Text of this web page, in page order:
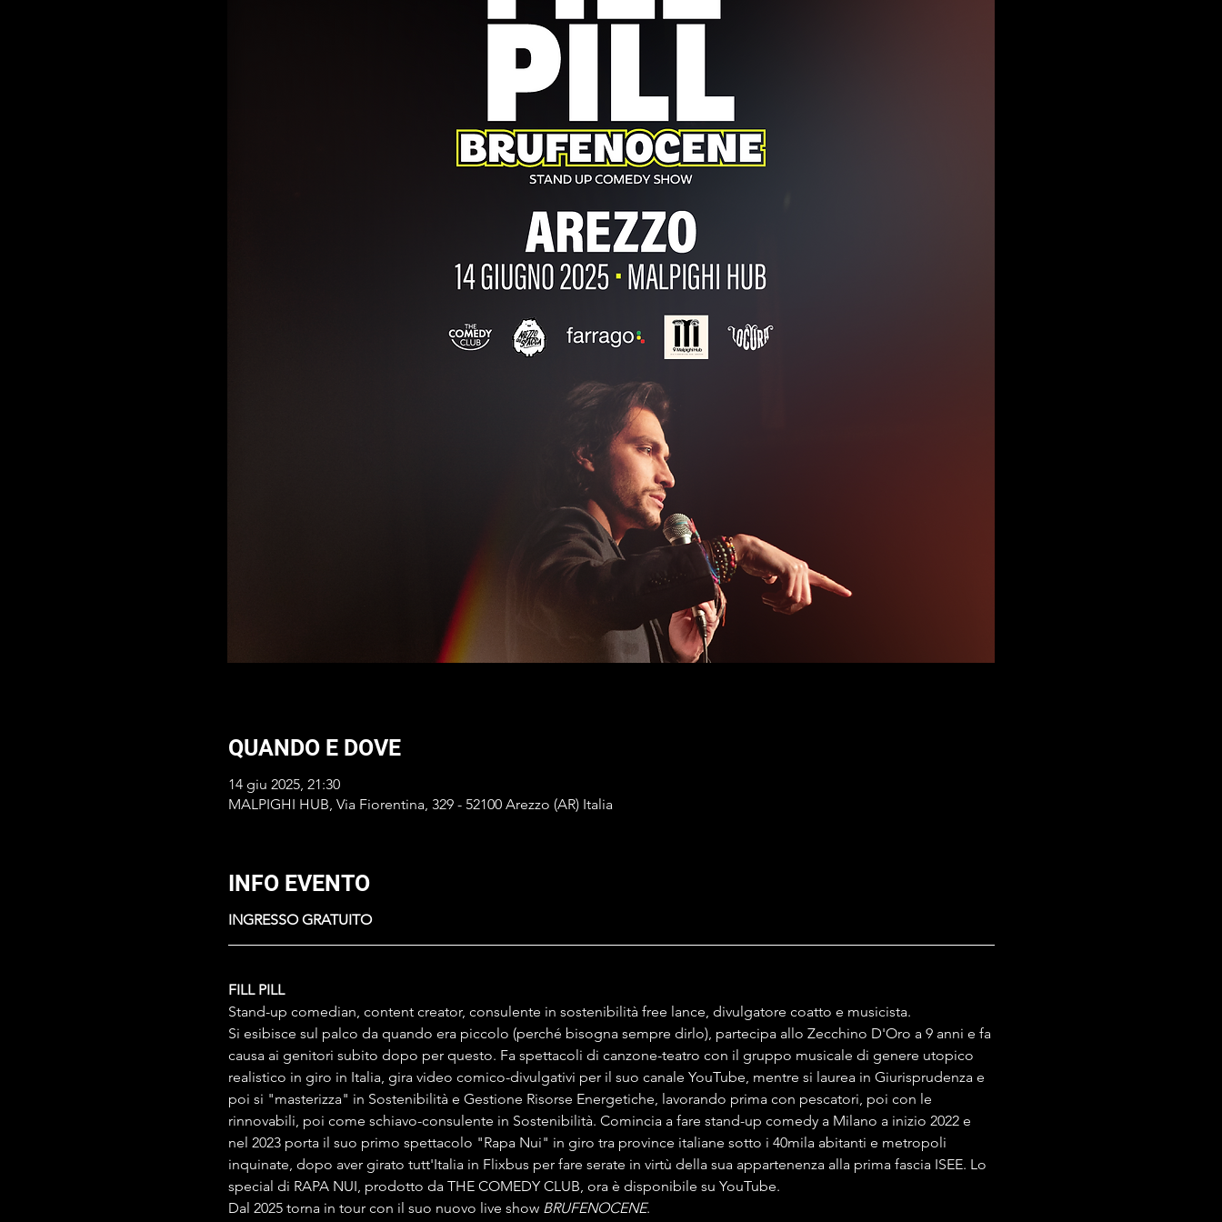
QUANDO E DOVE
14 giu 2025, 21:30
MALPIGHI HUB, Via Fiorentina, 329 - 52100 Arezzo (AR) Italia
INFO EVENTO
INGRESSO GRATUITO
FILL PILL
Stand-up comedian, content creator, consulente in sostenibilità free lance, divulgatore coatto e musicista.
Si esibisce sul palco da quando era piccolo (perché bisogna sempre dirlo), partecipa allo Zecchino D'Oro a 9 anni e fa
causa ai genitori subito dopo per questo. Fa spettacoli di canzone-teatro con il gruppo musicale di genere utopico
realistico in giro in Italia, gira video comico-divulgativi per il suo canale YouTube, mentre si laurea in Giurisprudenza e
poi si "masterizza" in Sostenibilità e Gestione Risorse Energetiche, lavorando prima con pescatori, poi con le
rinnovabili, poi come schiavo-consulente in Sostenibilità. Comincia a fare stand-up comedy a Milano a inizio 2022 e
nel 2023 porta il suo primo spettacolo "Rapa Nui" in giro tra province italiane sotto i 40mila abitanti e metropoli
inquinate, dopo aver girato tutt'Italia in Flixbus per fare serate in virtù della sua appartenenza alla prima fascia ISEE. Lo
special di RAPA NUI, prodotto da THE COMEDY CLUB, ora è disponibile su YouTube.
Dal 2025 torna in tour con il suo nuovo live show BRUFENOCENE.